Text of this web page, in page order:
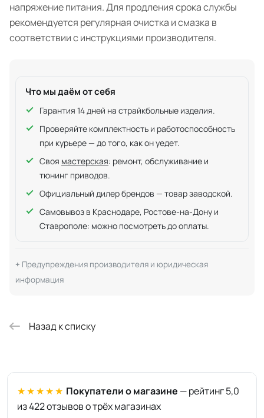
напряжение питания. Для продления срока службы
рекомендуется регулярная очистка и смазка в
соответствии с инструкциями производителя.
Что мы даём от себя
Гарантия 14 дней на страйкбольные изделия.
Проверяйте комплектность и работоспособность
при курьере — до того, как он уедет.
Своя мастерская: ремонт, обслуживание и
тюнинг приводов.
Официальный дилер брендов — товар заводской.
Самовывоз в Краснодаре, Ростове-на-Дону и
Ставрополе: можно посмотреть до оплаты.
Предупреждения производителя и юридическая
информация
Назад к списку
★★★★★ Покупатели о магазине — рейтинг 5,0
из 422 отзывов о трёх магазинах